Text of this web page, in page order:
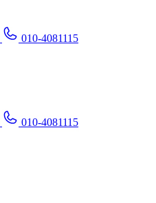
010-4081115
010-4081115